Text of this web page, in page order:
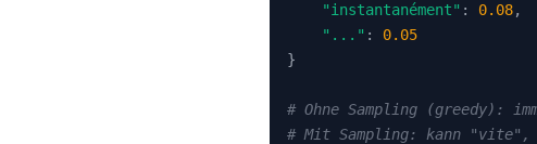
"instantanément" : 0.08,
"..." :
0.05
}
# Ohne Sampling (greedy):
# Mit Sampling: kann "vite",